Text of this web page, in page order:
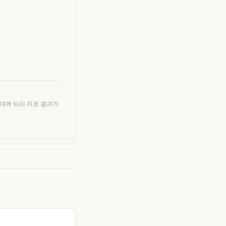
에 따라 치료 결과가